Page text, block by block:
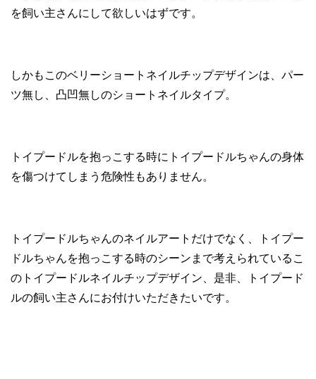
を飼い主さんにして欲しいはずです。
しかもこのベリーショートネイルチップデザインは、パー
ツ無し、凸凹無しのショートネイルタイプ。
トイプードルを抱っこする時にトイプードルちゃんの身体
を傷つけてしまう危険性もありません。
トイプードルちゃんのネイルアートだけでなく、トイプー
ドルちゃんを抱っこする時のシーンまで考えられているこ
のトイプードルネイルチップデザイン、是非、トイプード
ルの飼い主さんにお付けいただきたいです。